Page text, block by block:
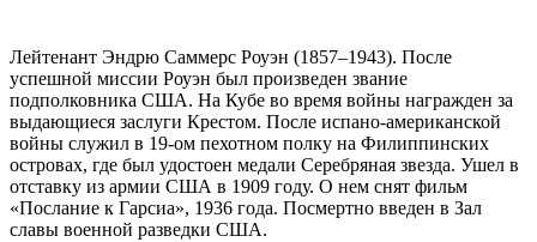
Лейтенант Эндрю Саммерс Роуэн (1857–1943). После
успешной миссии Роуэн был произведен звание
подполковника США. На Кубе во время войны награжден за
выдающиеся заслуги Крестом. После испано-американской
войны служил в 19-ом пехотном полку на Филиппинских
островах, где был удостоен медали Серебряная звезда. Ушел в
отставку из армии США в 1909 году. О нем снят фильм
«Послание к Гарсиа», 1936 года. Посмертно введен в Зал
славы военной разведки США.